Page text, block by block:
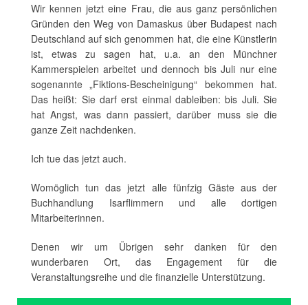
Wir kennen jetzt eine Frau, die aus ganz persönlichen
Gründen den Weg von Damaskus über Budapest nach
Deutschland auf sich genommen hat, die eine Künstlerin
ist, etwas zu sagen hat, u.a. an den Münchner
Kammerspielen arbeitet und dennoch bis Juli nur eine
sogenannte „Fiktions-Bescheinigung“ bekommen hat.
Das heißt: Sie darf erst einmal dableiben: bis Juli. Sie
hat Angst, was dann passiert, darüber muss sie die
ganze Zeit nachdenken.
Ich tue das jetzt auch.
Womöglich tun das jetzt alle fünfzig Gäste aus der
Buchhandlung Isarflimmern und alle dortigen
Mitarbeiterinnen.
Denen wir um Übrigen sehr danken für den
wunderbaren Ort, das Engagement für die
Veranstaltungsreihe und die finanzielle Unterstützung.